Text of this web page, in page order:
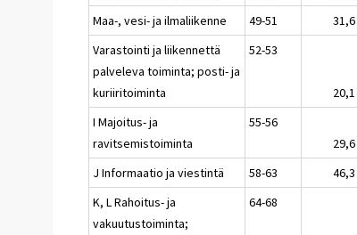
Maa-, vesi- ja ilmaliikenne
49-51 31,6
Varastointi ja liikennettä
palveleva toiminta; posti- ja
kuriiritoiminta
52-53
20,1
I Majoitus- ja
ravitsemistoiminta
55-56
29,6
J Informaatio ja viestintä
58-63 46,3
K, L Rahoitus- ja
vakuutustoiminta;
64-68